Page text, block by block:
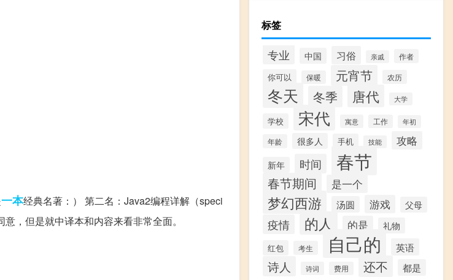
一本经典名著：） 第二名：Java2编程详解（speci
，但是就中译本和内容来看非常全面。
标签
专业 中国 习俗 亲戚 作者
你可以 保暖 元宵节 农历
冬天 冬季 唐代 大学
学校 宋代 寓意 工作 年初
年龄 很多人 手机 技能 攻略
新年 时间 春节
春节期间 是一个
梦幻西游 汤圆 游戏 父母
疫情 的人 的是 礼物
红包 考生 自己的 英语
诗人 诗词 费用 还不 都是